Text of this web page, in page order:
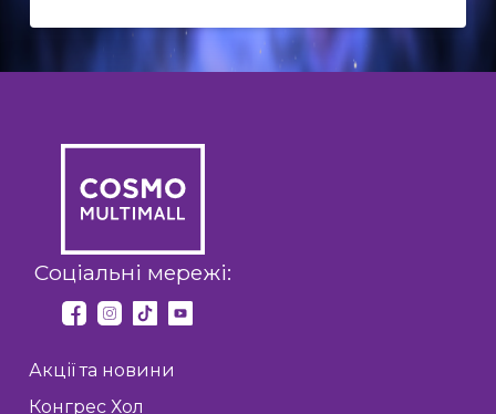
Соціальні мережі:
Акції та новини
Конгрес Хол